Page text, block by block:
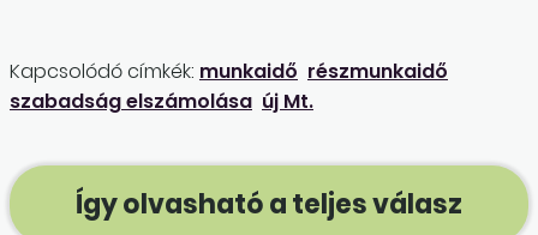
Kapcsolódó címkék: munkaidő részmunkaidő
szabadság elszámolása új Mt.
Így olvasható a teljes válasz